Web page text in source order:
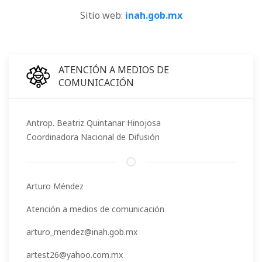
Sitio web: inah.gob.mx
ATENCIÓN A MEDIOS DE
COMUNICACIÓN
Antrop. Beatriz Quintanar Hinojosa
Coordinadora Nacional de Difusión
Arturo Méndez
Atención a medios de comunicación
arturo_mendez@inah.gob.mx
artest26@yahoo.com.mx